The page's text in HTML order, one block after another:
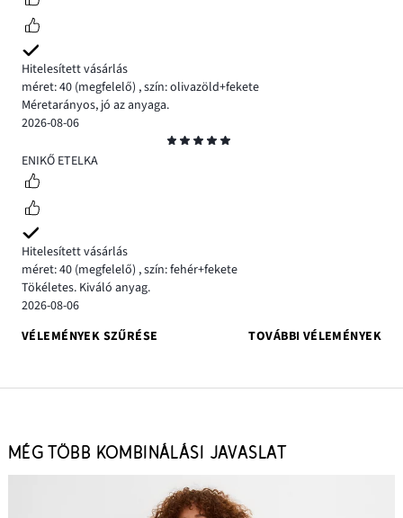
Hitelesített vásárlás
méret: 40 (megfelelő) ,szín: olivazöld+fekete
Méretarányos, jó az anyaga.
2026-08-06
5
ENIKŐ ETELKA
Hitelesített vásárlás
méret: 40 (megfelelő) ,szín: fehér+fekete
Tökéletes. Kiváló anyag.
2026-08-06
VÉLEMÉNYEK SZŰRÉSE
TOVÁBBI VÉLEMÉNYEK
MÉG TÖBB KOMBINÁLÁSI JAVASLAT